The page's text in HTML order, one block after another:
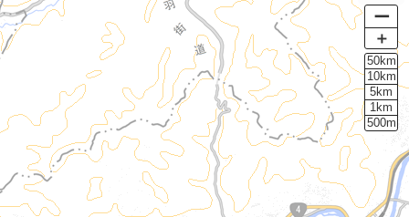
ー
＋
50km
10km
5km
1km
500m